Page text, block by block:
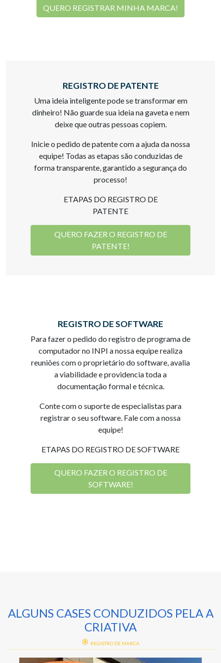
QUERO REGISTRAR MINHA MARCA!
REGISTRO DE PATENTE
Uma ideia inteligente pode se transformar em
dinheiro! Não guarde sua ideia na gaveta e nem
deixe que outras pessoas copiem.
Inicie o pedido de patente com a ajuda da nossa
equipe! Todas as etapas são conduzidas de
forma transparente, garantido a segurança do
processo!
ETAPAS DO REGISTRO DE
PATENTE
QUERO FAZER O REGISTRO DE
PATENTE!
REGISTRO DE SOFTWARE
Para fazer o pedido do registro de programa de
computador no INPI a nossa equipe realiza
reuniões com o proprietário do software, avalia
a viabilidade e providencia toda a
documentação formal e técnica.
Conte com o suporte de especialistas para
registrar o seu software. Fale com a nossa
equipe!
ETAPAS DO REGISTRO DE SOFTWARE
QUERO FAZER O REGISTRO DE
SOFTWARE!
ALGUNS CASES CONDUZIDOS PELA A
CRIATIVA